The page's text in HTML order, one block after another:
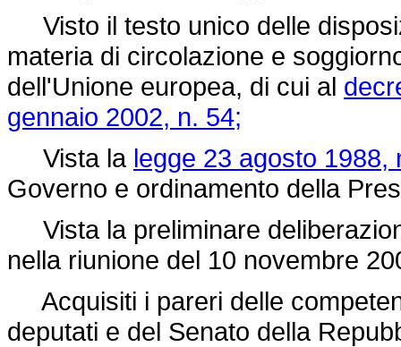
Visto il testo unico delle
materia di circolazione e
dell'Unione europea, di cui al
gennaio 2002, n. 54;
Vista la legge 23 agosto 1988,
Governo e ordinamento della
Vista la preliminare
nella riunione del 10 novembre
Acquisiti i pareri delle
deputati e del Senato della